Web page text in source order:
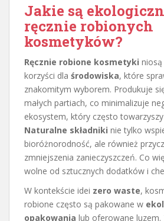
Jakie są
ręcznie robionych
kosmetyków?
Ręcznie robione kosmetyki
korzyści dla środowiska, które
znakomitym wyborem. Produkuje
małych partiach, co minimalizuje
ekosystem, który często
Naturalne składniki nie tylko
bioróżnorodność, ale również
zmniejszenia zanieczyszczeń. Co
wolne od sztucznych dodatków i
W kontekście idei zero waste,
robione często są pakowane w
opakowania lub oferowane luzem.